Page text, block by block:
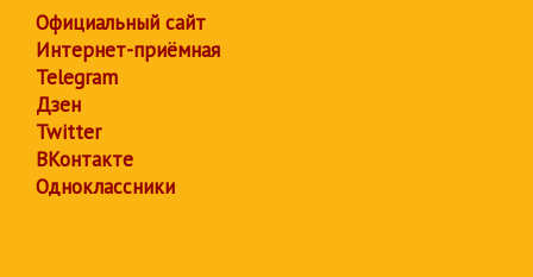
Официальный сайт
Интернет-приёмная
Telegram
Дзен
Twitter
ВКонтакте
Одноклассники